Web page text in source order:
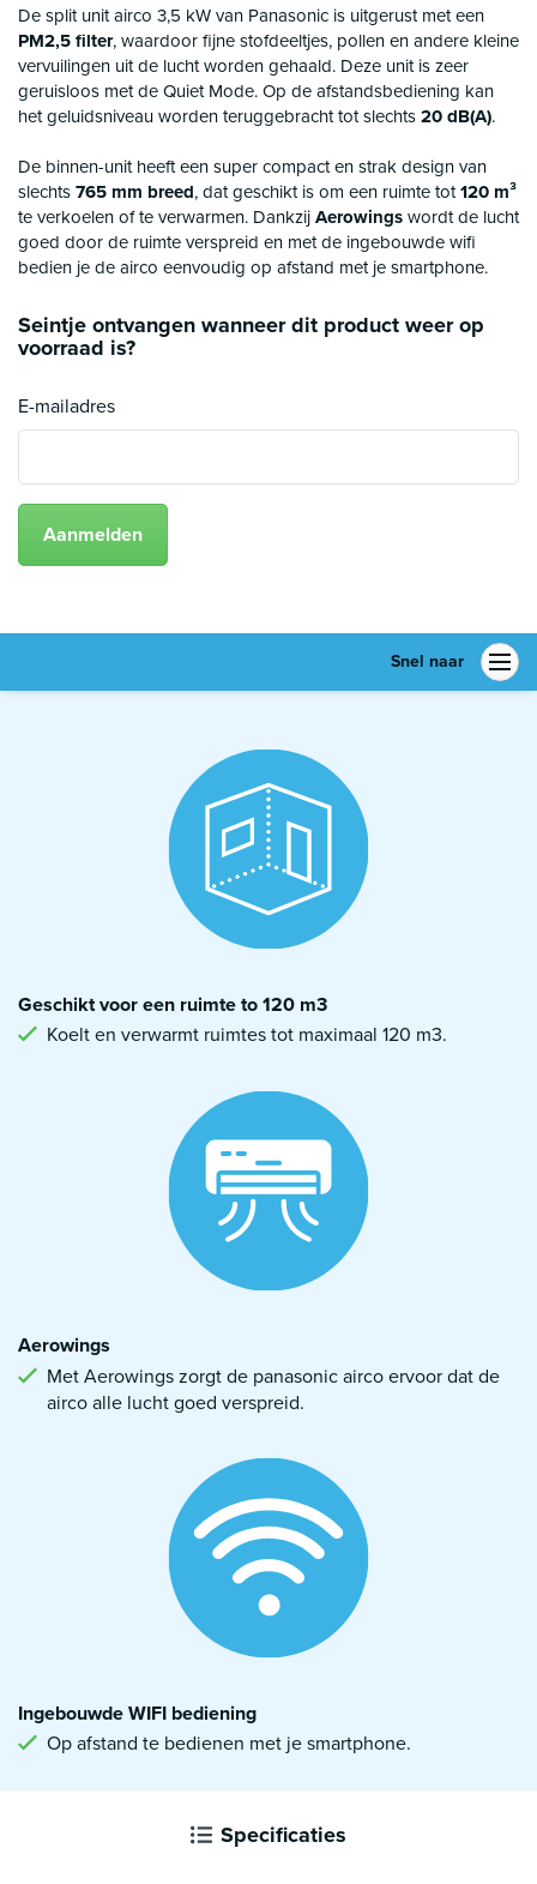
De split unit airco 3,5 kW van Panasonic is uitgerust met een
PM2,5 filter, waardoor fijne stofdeeltjes, pollen en andere kleine
vervuilingen uit de lucht worden gehaald. Deze unit is zeer
geruisloos met de Quiet Mode. Op de afstandsbediening kan
het geluidsniveau worden teruggebracht tot slechts20 dB(A).
De binnen-unit heeft een super compact en strak design van
slechts765 mm breed, dat geschikt is om een ruimte tot120 m³
te verkoelen of te verwarmen. DankzijAerowingswordt de lucht
goed door de ruimte verspreid en met de ingebouwde wifi
bedien je de airco eenvoudig op afstand met je smartphone.
Seintje ontvangen wanneer dit product weer op
voorraad is?
E-mailadres
Aanmelden
Snel naar
Geschikt voor een ruimte to 120 m3
Koelt en verwarmt ruimtes tot maximaal 120 m3.
Aerowings
Met Aerowings zorgt de panasonic airco ervoor dat de
airco alle lucht goed verspreid.
Ingebouwde WIFI bediening
Op afstand te bedienen met je smartphone.
Specificaties